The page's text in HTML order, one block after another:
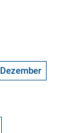
Dezember